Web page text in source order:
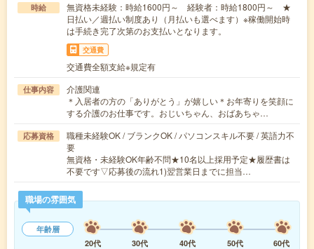
時給
無資格未経験：時給1600円～ 経験者：時給1800円～ ★
日払い／週払い制度あり（月払いも選べます）※稼働開始時
は手続き完了次第のお支払いとなります。
交通費
交通費全額支給※規定有
仕事内容
介護関連
＊入居者の方の「ありがとう」が嬉しい＊お年寄りを笑顔に
する介護のお仕事です。おじいちゃん、おばあちゃ…
応募資格
職種未経験OK / ブランクOK / パソコンスキル不要 / 英語力不
要
無資格・未経験OK年齢不問★10名以上採用予定★履歴書は
不要です▽応募後の流れ1)翌営業日までに担当…
職場の雰囲気
年齢層
20代
30代 40代 50代
60代